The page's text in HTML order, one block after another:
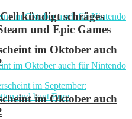
im Oktober auch
kündigt schräges
und Epic Games
im Oktober auch